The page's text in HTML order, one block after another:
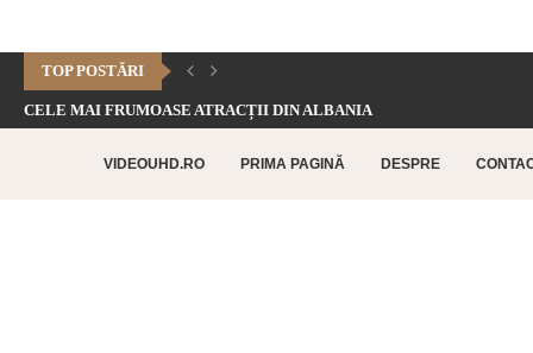
TOP POSTĂRI
CELE MAI FRUMOASE ATRACȚII DIN ALBANIA
VIDEOUHD.RO PRIMA PAGINĂ DESPRE